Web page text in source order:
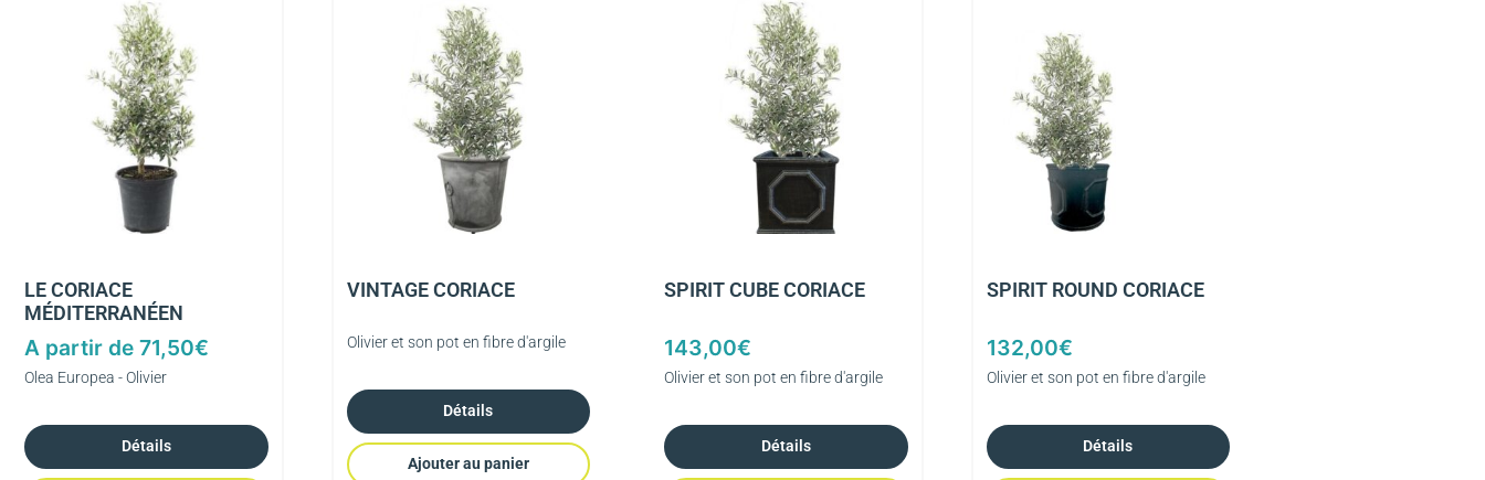
LE CORIACE
MÉDITERRANÉEN
A partir de 71,50€
Olea Europea - Olivier
Détails
VINTAGE CORIACE
Olivier et son pot en fibre d'argile
Détails
Ajouter au panier
SPIRIT CUBE CORIACE
143,00€
Olivier et son pot en fibre d'argile
Détails
SPIRIT ROUND CORIACE
132,00€
Olivier et son pot en fibre d'argile
Détails